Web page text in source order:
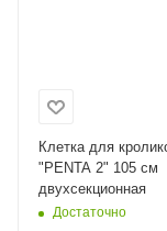
Клетка для
"PENTA 2" 105 см
двухсекционная
Достаточно